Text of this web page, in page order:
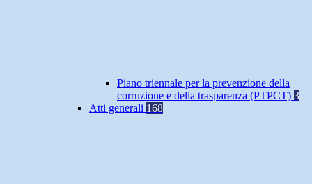
Piano triennale per la prevenzione della
corruzione e della trasparenza (PTPCT) 3
Atti generali 168